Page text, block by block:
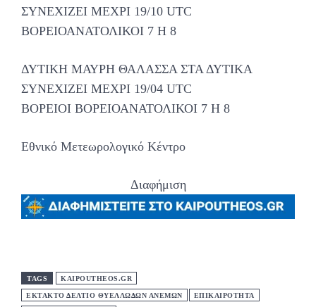
ΣΥΝΕΧΙΖΕΙ ΜΕΧΡΙ 19/10 UTC
ΒΟΡΕΙΟΑΝΑΤΟΛΙΚΟΙ 7 Η 8
ΔΥΤΙΚΗ ΜΑΥΡΗ ΘΑΛΑΣΣΑ ΣΤΑ ΔΥΤΙΚΑ
ΣΥΝΕΧΙΖΕΙ ΜΕΧΡΙ 19/04 UTC
ΒΟΡΕΙΟΙ ΒΟΡΕΙΟΑΝΑΤΟΛΙΚΟΙ 7 Η 8
Εθνικό Μετεωρολογικό Κέντρο
Διαφήμιση
TAGS KAIPOUTHEOS.GR
ΕΚΤΑΚΤΟ ΔΕΛΤΙΟ ΘΥΕΛΛΩΔΩΝ ΑΝΕΜΩΝ ΕΠΙΚΑΙΡΟΤΗΤΑ